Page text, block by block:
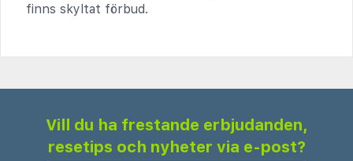
finns skyltat förbud.
Vill du ha frestande erbjudanden,
resetips och nyheter via e-post?